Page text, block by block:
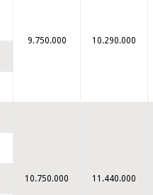
9.750.000
10.290.000
10.750.000 11.440.000